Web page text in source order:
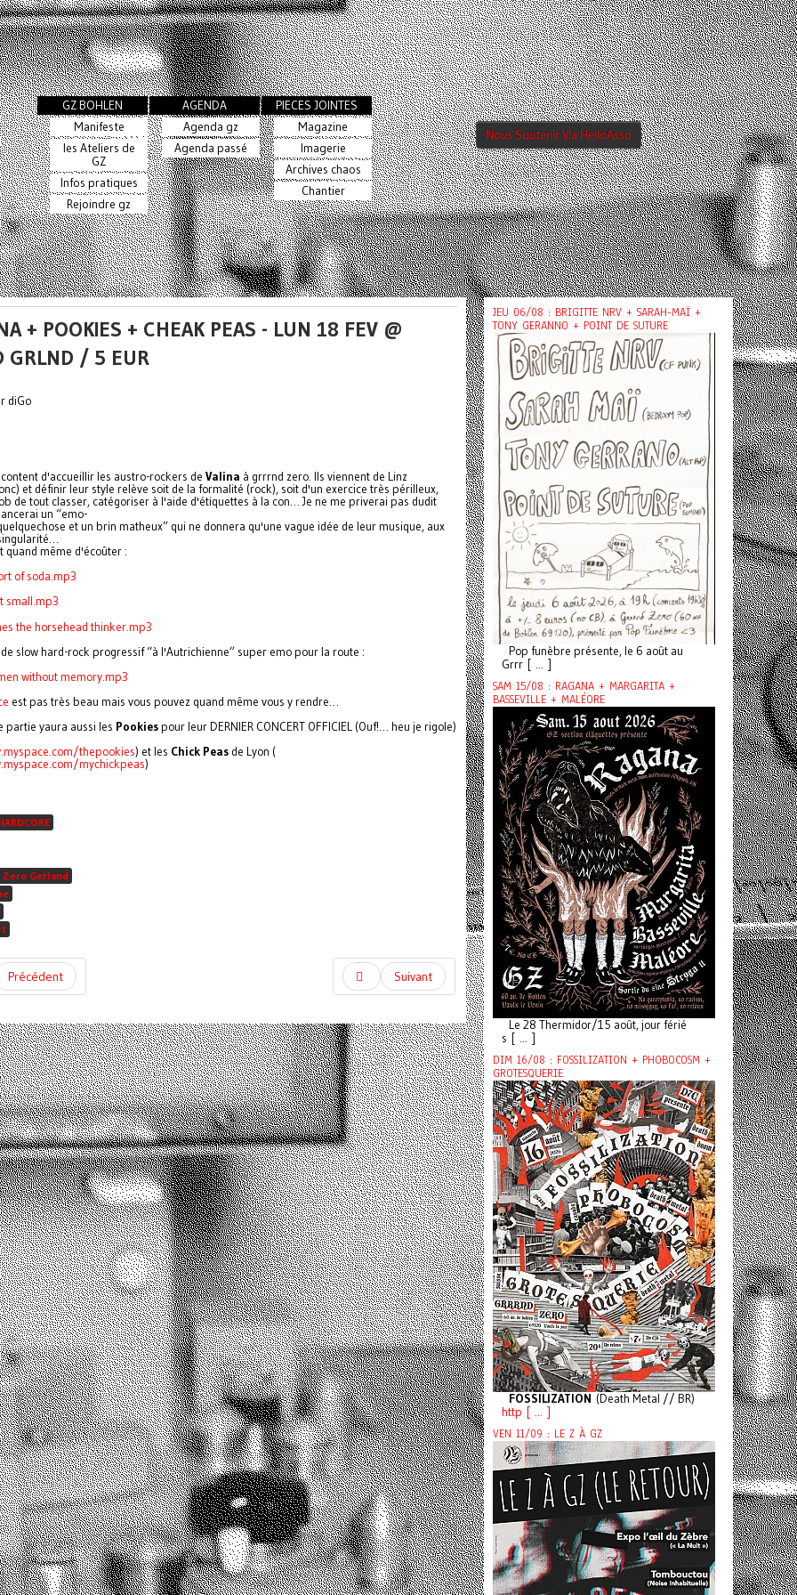
GZ BOHLEN
Manifeste
les Ateliers de
GZ
Infos pratiques
Rejoindre gz
AGENDA
Agenda gz
Agenda passé
PIECES JOINTES
Magazine
Imagerie
Archives chaos
Chantier
Nous Soutenir Via HelloAsso
+ POOKIES + CHEAK PEAS - LUN 18 FEV @
GRLND / 5 EUR
diGo
d'accueillir les austro-rockers de Valina à grrrnd zero. Ils viennent de Linz
et définir leur style relève soit de la formalité (rock), soit d'un exercice très périlleux,
de tout classer, catégoriser à l'aide d'étiquettes à la con… Je ne me priverai pas dudit
un “emo-
et un brin matheux” qui ne donnera qu'une vague idée de leur musique, aux
quand même d'écoûter :
of soda.mp3
small.mp3
the horsehead thinker.mp3
slow hard-rock progressif “à l'Autrichienne” super emo pour la route :
without memory.mp3
est pas très beau mais vous pouvez quand même vous y rendre…
partie yaura aussi les Pookiespour leur DERNIER CONCERT OFFICIEL (Ouf!… heu je rigole)
thepookies) et les Chick Peas de Lyon (
mychickpeas)
Gerland
Précédent Suivant
JEU 06/08 : BRIGITTE NRV + SARAH-MAÏ +
TONY GERANNO + POINT DE SUTURE
Pop funèbre présente, le 6 août au
Grrr [ ... ]
SAM 15/08 : RAGANA + MARGARITA +
BASSEVILLE + MALÉORE
Le 28 Thermidor/15 août, jour férié
s [ ... ]
DIM 16/08 : FOSSILIZATION + PHOBOCOSM +
GROTESQUERIE
FOSSILIZATION (Death Metal // BR)
http [ ... ]
VEN 11/09 : LE Z À GZ